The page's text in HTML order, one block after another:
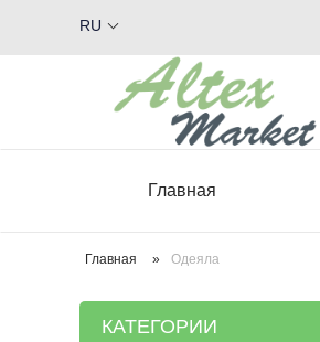
RU
Главная
Главная » Одеяла
КАТЕГОРИИ